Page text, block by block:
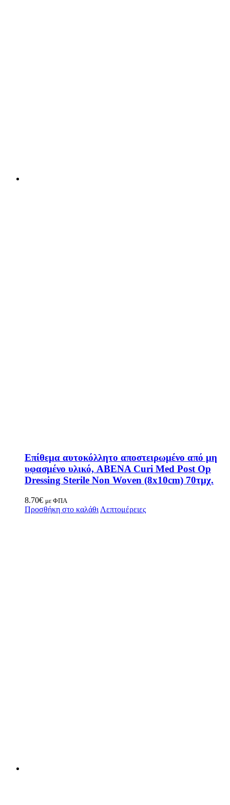
Επίθεμα αυτοκόλλητο αποστειρωμένο από μη
υφασμένο υλικό, ABENA Curi Med Post Op
Dressing Sterile Non Woven (8x10cm) 70τμχ.
8.70€ με ΦΠΑ
Προσθήκη στο καλάθι Λεπτομέρειες